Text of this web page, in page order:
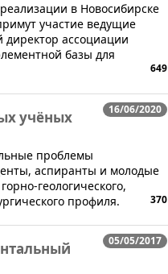
в Новосибирске
участие ведущие
ассоциации
базы для
649
16/06/2020
учёных
проблемы
аспиранты и молодые
геологического,
профиля.
370
05/05/2017